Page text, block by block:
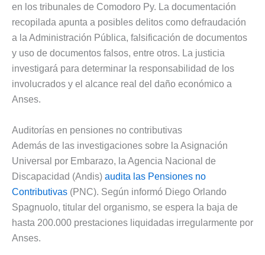
en los tribunales de Comodoro Py. La documentación
recopilada apunta a posibles delitos como defraudación
a la Administración Pública, falsificación de documentos
y uso de documentos falsos, entre otros. La justicia
investigará para determinar la responsabilidad de los
involucrados y el alcance real del daño económico a
Anses.
Auditorías en pensiones no contributivas
Además de las investigaciones sobre la Asignación
Universal por Embarazo, la Agencia Nacional de
Discapacidad (Andis) audita las Pensiones no
Contributivas (PNC). Según informó Diego Orlando
Spagnuolo, titular del organismo, se espera la baja de
hasta 200.000 prestaciones liquidadas irregularmente por
Anses.